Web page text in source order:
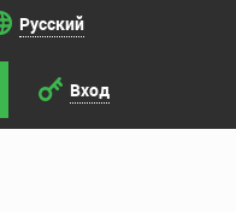
Русский
Вход